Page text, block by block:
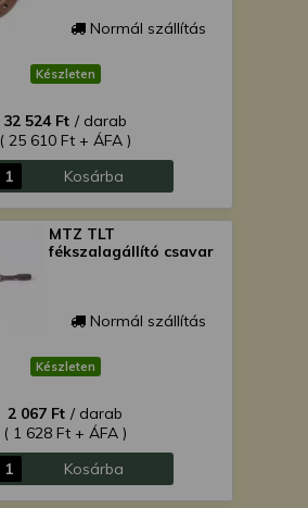
Normál szállítás
Készleten
32 524 Ft / darab
( 25 610 Ft + ÁFA )
Kosárba
MTZ TLT
fékszalagállító csavar
Normál szállítás
Készleten
2 067 Ft / darab
( 1 628 Ft + ÁFA )
Kosárba